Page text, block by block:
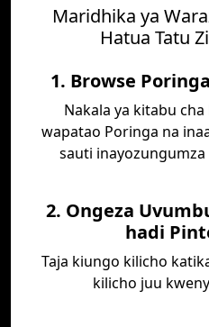
Maridhika ya
Hatua Tatu
1. Browse
Nakala ya kitabu
wapatao Poringa na
sauti
2. Ongeza
hadi
Taja kiungo kilicho
kilicho juu